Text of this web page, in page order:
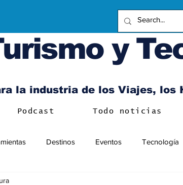
y
la industria de los Viajes, los
Podcast Todo noticias
Destinos Eventos Tecnología